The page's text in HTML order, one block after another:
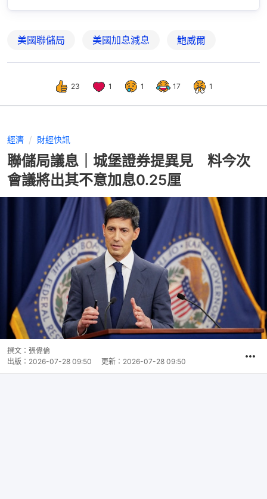
美國聯儲局 美國加息減息 鮑威爾
23 1 1 17 1
經濟 財經快訊
聯儲局議息｜城堡證券提異見 料今次
會議將出其不意加息0.25厘
撰文： 張偉倫
出版： 2026-07-28 09:50 更新： 2026-07-28 09:50